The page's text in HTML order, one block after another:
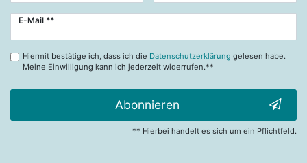
E-Mail **
Newsletter
Hiermit bestätige ich, dass ich die Datenschutzerklärung gelesen habe.
Meine Einwilligung kann ich jederzeit widerrufen.**
Abonnieren
** Hierbei handelt es sich um ein Pflichtfeld.